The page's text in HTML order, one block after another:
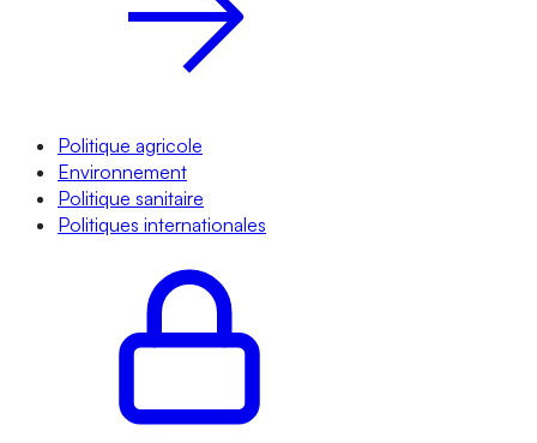
Politique agricole
Environnement
Politique sanitaire
Politiques internationales